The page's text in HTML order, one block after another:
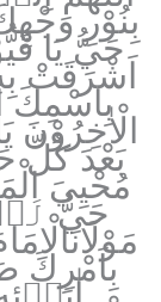
بِنُوْرِ
حَيُّ يَا
اَشْرَقَتْ
بِاسْمِكَ
الْاٰخِرُوْنَ
بَعْدَ كُلِّ
مُحْيِيَ
حَيُّ لَاۤ
بِاَمْرِكَ